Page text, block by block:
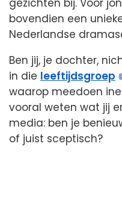
gezichten bij. Voor
bovendien een
Nederlandse
Ben jij, je dochter,
in die leeftijdsgroep
waarop meedoen
vooral weten wat jij
media: ben je
of juist sceptisch?